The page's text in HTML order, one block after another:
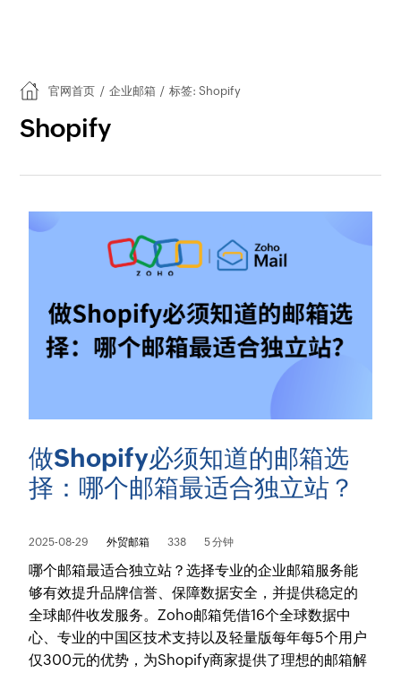
官网首页 / 企业邮箱 / 标签: Shopify
Shopify
做Shopify必须知道的邮箱选
择：哪个邮箱最适合独立站？
2025-08-29 外贸邮箱 338 5 分钟
哪个邮箱最适合独立站？选择专业的企业邮箱服务能
够有效提升品牌信誉、保障数据安全，并提供稳定的
全球邮件收发服务。Zoho邮箱凭借16个全球数据中
心、专业的中国区技术支持以及轻量版每年每5个用户
仅300元的优势，为Shopify商家提供了理想的邮箱解